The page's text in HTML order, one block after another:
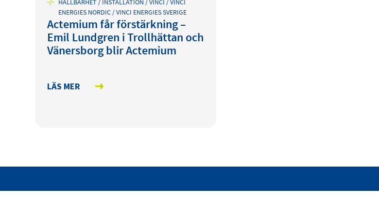
HÅLLBARHET / INSTALLATION / VINCI / VINCI
ENERGIES NORDIC / VINCI ENERGIES SVERIGE
Actemium får förstärkning –
Emil Lundgren i Trollhättan och
Vänersborg blir Actemium
LÄS MER